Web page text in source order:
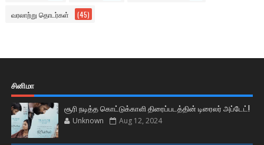
வரலாற்று தொடர்கள் (45)
சினிமா
சூரி நடித்த கொட்டுக்காளி திரைப்படத்தின் டிரைலர் அப்டேட்!
Unknown Aug 12, 2024